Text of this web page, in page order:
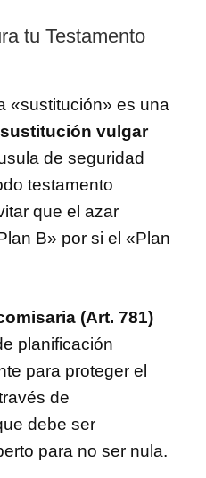
tu Testamento
«sustitución» es una
sustitución vulgar
de seguridad
testamento
que el azar
B» por si el «Plan
(Art. 781)
planificación
para proteger el
de
debe ser
para no ser nula.